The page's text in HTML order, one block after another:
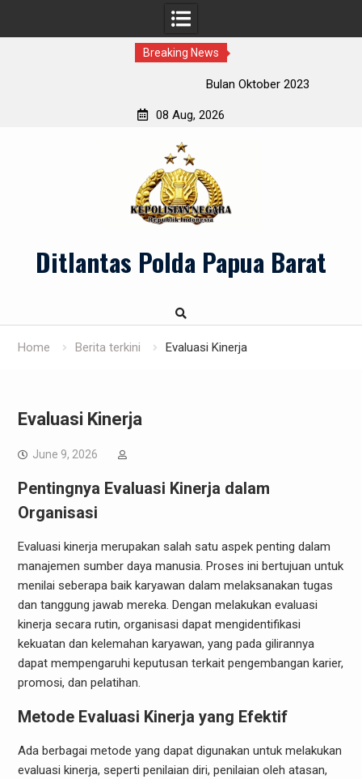
Breaking News
Bulan Oktober 2023
08 Aug, 2026
Ditlantas Polda Papua Barat
Home Berita terkini Evaluasi Kinerja
Evaluasi Kinerja
June 9, 2026
Pentingnya Evaluasi Kinerja dalam
Organisasi
Evaluasi kinerja merupakan salah satu aspek penting dalam
manajemen sumber daya manusia. Proses ini bertujuan untuk
menilai seberapa baik karyawan dalam melaksanakan tugas
dan tanggung jawab mereka. Dengan melakukan evaluasi
kinerja secara rutin, organisasi dapat mengidentifikasi
kekuatan dan kelemahan karyawan, yang pada gilirannya
dapat mempengaruhi keputusan terkait pengembangan karier,
promosi, dan pelatihan.
Metode Evaluasi Kinerja yang Efektif
Ada berbagai metode yang dapat digunakan untuk melakukan
evaluasi kinerja, seperti penilaian diri, penilaian oleh atasan,